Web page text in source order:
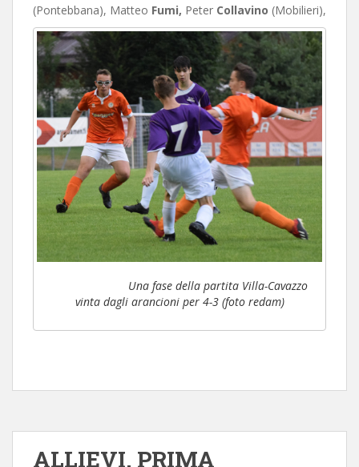
(Pontebbana), Matteo Fumi, Peter Collavino (Mobilieri),
Una fase della partita Villa-Cavazzo
vinta dagli arancioni per 4-3 (foto redam)
ALLIEVI. PRIMA